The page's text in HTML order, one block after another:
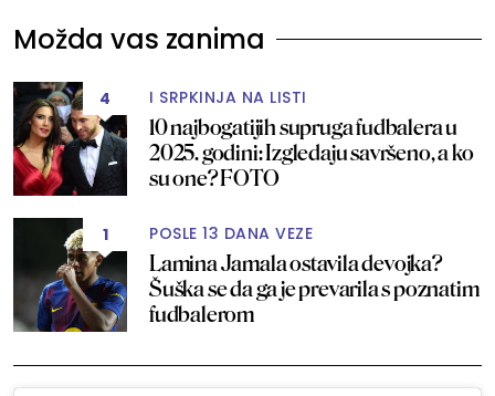
Možda vas zanima
4 I SRPKINJA NA LISTI
10 najbogatijih supruga fudbalera u
2025. godini: Izgledaju savršeno, a ko
su one? FOTO
1 POSLE 13 DANA VEZE
Lamina Jamala ostavila devojka?
Šuška se da ga je prevarila s poznatim
fudbalerom